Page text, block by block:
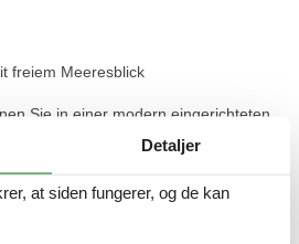
freiem Meeresblick
Sie in einer modern eingerichteten
mit einem Sofa, Couchtisch, Sessel,
CD-Player, Essbereich (Esstisch und
ausgestattet. Von der Loggia zur
Blick auf die Ostsee. Im
Detaljer
at siden fungerer, og de kan